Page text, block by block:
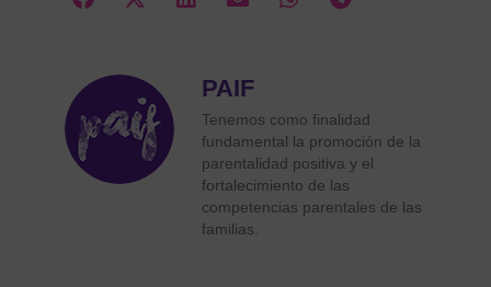
PAIF
Tenemos como finalidad
fundamental la promoción de la
parentalidad positiva y el
fortalecimiento de las
competencias parentales de las
familias.